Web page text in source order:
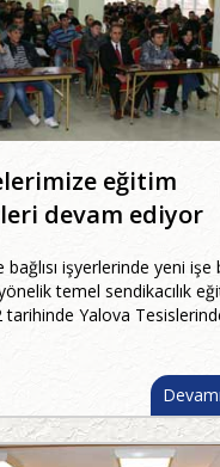
eğitim
devam ediyor
bağlısı işyerlerinde yeni işe
temel sendikacılık
tarihinde Yalova